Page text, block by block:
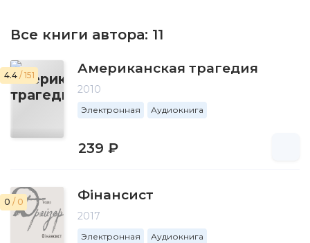
Все книги автора: 11
4.4 / 151 Американская трагедия
2010
Электронная Аудиокнига
239 ₽
0 / 0 Фінансист
2017
Электронная Аудиокнига